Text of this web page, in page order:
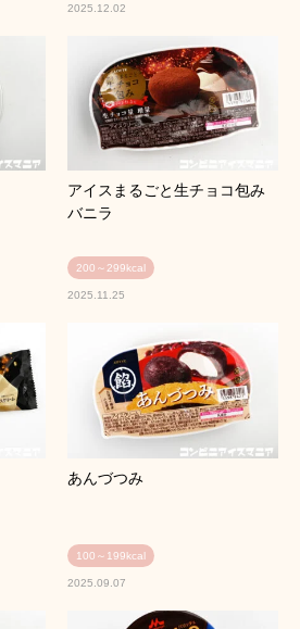
2025.12.02
アイスまるごと生チョコ包み
バニラ
200～299kcal
2025.11.25
あんづつみ
100～199kcal
2025.09.07